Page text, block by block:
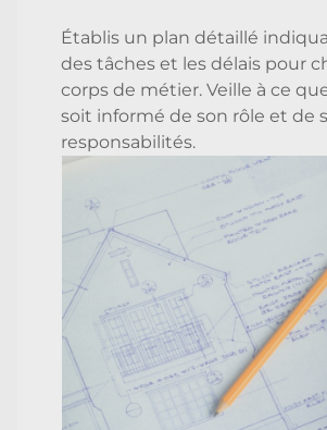
Établis un plan détaillé
des tâches et les délais pour
corps de métier. Veille à ce
soit informé de son rôle et de
responsabilités.